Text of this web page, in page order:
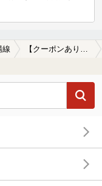
線 【クーポンあり】女子旅・女子会におすすめの阪急電鉄甲陽線周辺の温泉、日帰り温泉、スーパー銭湯を探す